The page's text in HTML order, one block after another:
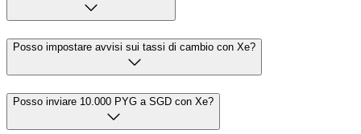
Posso impostare avvisi sui tassi di cambio con Xe?
Posso inviare 10.000 PYG a SGD con Xe?